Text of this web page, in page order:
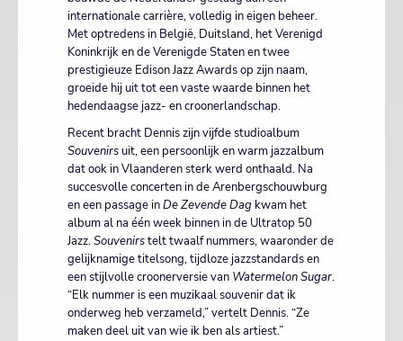
internationale carrière, volledig in eigen beheer.
Met optredens in België, Duitsland, het Verenigd
Koninkrijk en de Verenigde Staten en twee
prestigieuze Edison Jazz Awards op zijn naam,
groeide hij uit tot een vaste waarde binnen het
hedendaagse jazz- en croonerlandschap.
Recent bracht Dennis zijn vijfde studioalbum
Souvenirsuit, een persoonlijk en warm jazzalbum
dat ook in Vlaanderen sterk werd onthaald. Na
succesvolle concerten in de Arenbergschouwburg
en een passage inDe Zevende Dag kwam het
album al na één week binnen in de Ultratop 50
Jazz.Souvenirstelt twaalf nummers, waaronder de
gelijknamige titelsong, tijdloze jazzstandards en
een stijlvolle croonerversie van Watermelon Sugar.
“Elk nummer is een muzikaal souvenir dat ik
onderweg heb verzameld,” vertelt Dennis. “Ze
maken deel uit van wie ik ben als artiest.”